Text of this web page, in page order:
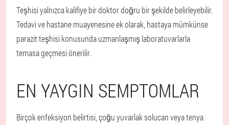
Teşhisi yalnızca kalifiye bir doktor doğru bir şekilde belirleyebilir.
Tedavi ve hastane muayenesine ek olarak, hastaya mümkünse
parazit teşhisi konusunda uzmanlaşmış laboratuvarlarla
temasa geçmesi önerilir.
EN YAYGIN SEMPTOMLAR
Birçok enfeksiyon belirtisi, çoğu yuvarlak solucan veya tenya